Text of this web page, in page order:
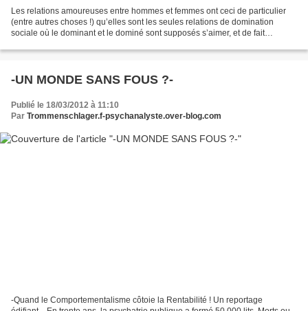
Les relations amoureuses entre hommes et femmes ont ceci de particulier
(entre autres choses !) qu’elles sont les seules relations de domination
sociale où le dominant et le dominé sont supposés s’aimer, et de fait
-UN MONDE SANS FOUS ?-
Publié le 18/03/2012 à 11:10
Par Trommenschlager.f-psychanalyste.over-blog.com
-Quand le Comportementalisme côtoie la Rentabilité ! Un reportage